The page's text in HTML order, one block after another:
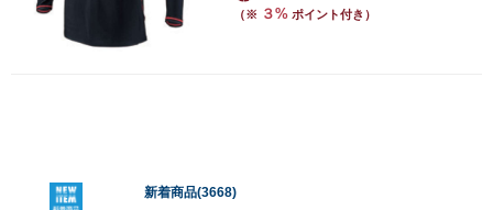
（※ ３% ポイント付き）
新着商品(3668)